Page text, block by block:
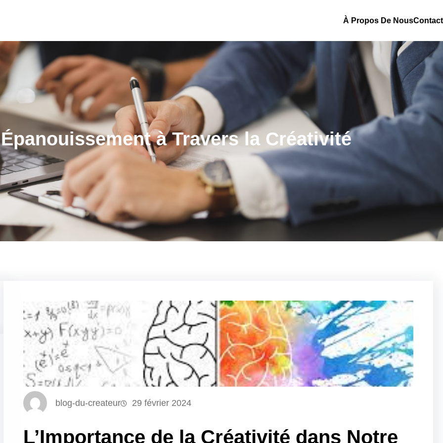
À Propos De NousContact
à Travers la Créativité
blog-du-createur 29 février 2024
L’Importance de la Créativité dans Notre